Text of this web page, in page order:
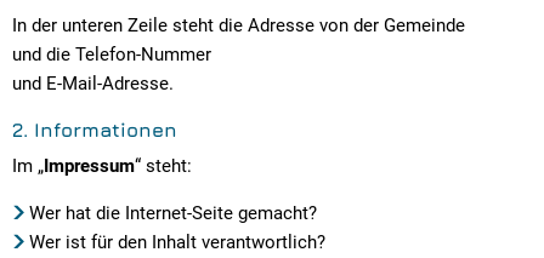
In der unteren Zeile steht die Adresse von der Gemeinde
und die Telefon-Nummer
und E-Mail-Adresse.
2. Informationen
Im „Impressum“ steht:
Wer hat die Internet-Seite gemacht?
Wer ist für den Inhalt verantwortlich?